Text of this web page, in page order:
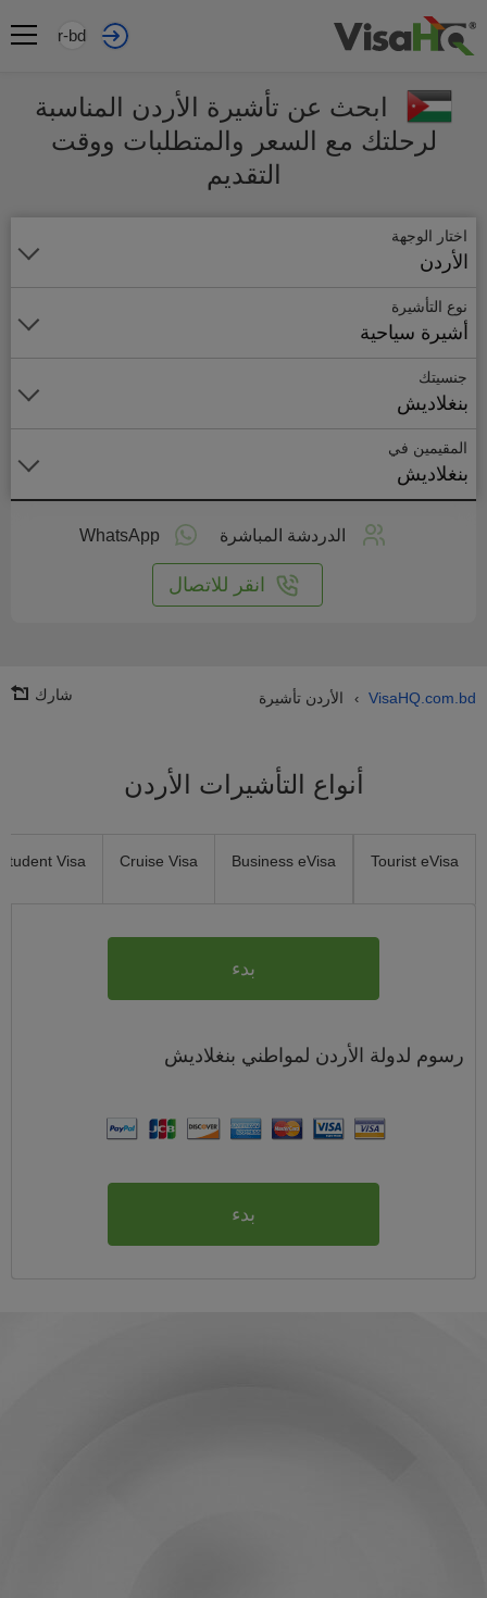
ar-bd
ابحث عن تأشيرة الأردن المناسبة
لرحلتك مع السعر والمتطلبات ووقت
التقديم
اختار الوجهة
الأردن
نوع التأشيرة
أشيرة سياحية
جنسيتك
بنغلاديش
المقيمين في
بنغلاديش
الدردشة المباشرة WhatsApp
انقر للاتصال
VisaHQ.com.bd
› الأردن تأشيرة شارك
أنواع التأشيرات الأردن
Tourist eVisa
Business eVisa
Cruise Visa
Student Visa
بدء
رسوم لدولة الأردن لمواطني بنغلاديش
بدء